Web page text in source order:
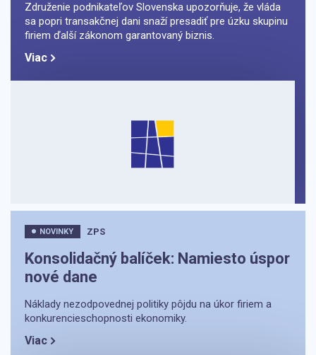
Združenie podnikateľov Slovenska upozorňuje, že vláda
sa popri transakčnej dani snaží presadiť pre úzku skupinu
firiem ďalší zákonom garantovaný biznis.
Viac
NOVINKY ZPS
Konsolidačný balíček: Namiesto úspor
nové dane
Náklady nezodpovednej politiky pôjdu na úkor firiem a
konkurencieschopnosti ekonomiky.
Viac